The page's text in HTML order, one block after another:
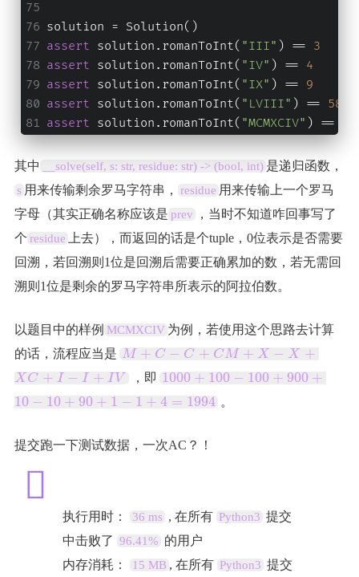
solution = Solution()
assert solution.romanToInt( "III" ) == 3
assert solution.romanToInt( "IV" ) == 4
assert solution.romanToInt( "IX" ) == 9
assert solution.romanToInt( "LVIII" ) == 58
assert solution.romanToInt( "MCMXCIV" ) ==
其中 __solve(self, s: str, residue: str) -> (bool, int) 是递归函数，
s 用来传输剩余罗马字符串， residue 用来传输上一个罗马
字母（其实正确名称应该是 prev
，当时不知道咋回事写了
个 residue
上去），而返回的话是个tuple，0位表示是否需要
回溯，若回溯则1位是回溯后需要正确累加的数，若无需回
溯则1位是剩余的罗马字符串所表示的阿拉伯数。
以题目中的样例 MCMXCIV 为例，若使用这个思路去计算
的话，流程应当是 M
-
C
X
M + C − C + CM + X − X +
X C + I − I + I V ，即 1
0
+
1
0
0
1000 + 100 − 100 + 900 +
10 − 10 + 90 + 1 − 1 + 4 = 1994 。
提交跑一下测试数据，一次AC？！
执行用时： 36 ms , 在所有 Python3 提交
中击败了 96.41% 的用户
内存消耗：
15 MB , 在所有 Python3 提交